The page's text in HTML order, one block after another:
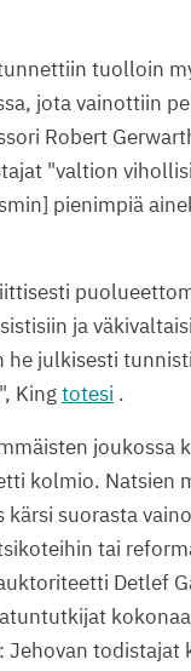
tuolloin
jota vainottiin
Robert
"valtion
pienimpiä
ja
he julkisesti
Kingtotesi .
joukossa
kolmio. Natsien
suorasta
tai
Detlef
todistajat